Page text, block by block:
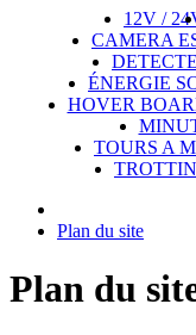
12V /
CAMERA
ÉNERGIE
HOVER
TOURS A
Plan du site
Plan du